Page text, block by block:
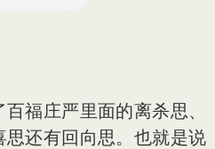
庄严里面的离杀思、
还有回向思。也就是说